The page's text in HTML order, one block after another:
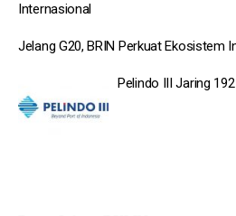
Internasional
Jelang G20, BRIN Perkuat Ekosistem
Pelindo III Jaring